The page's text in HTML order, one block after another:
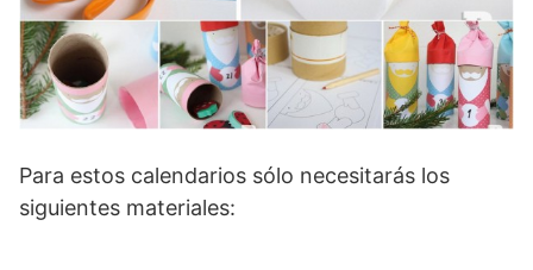
Para estos calendarios sólo necesitarás los
siguientes materiales: